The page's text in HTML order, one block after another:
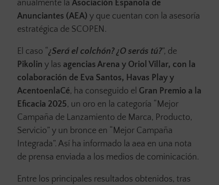
anualmente la Asociación Española de
Anunciantes (AEA) y que cuentan con la asesoría
estratégica de SCOPEN.
El caso “¿Será el colchón? ¿O serás tú?”, de
Pikolin y las agencias Arena y Oriol Villar, con la
colaboración de Eva Santos, Havas Play y
AcentoenlaCé, ha conseguido el Gran Premio a la
Eficacia 2025, un oro en la categoría “Mejor
Campaña de Lanzamiento de Marca, Producto,
Servicio” y un bronce en “Mejor Campaña
Integrada”. Así ha informado la aea en una nota
de prensa enviada a los medios de cominicación.
Entre los principales resultados obtenidos, tras